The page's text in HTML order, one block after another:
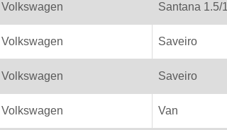
Volkswagen Santana 1.5/
Volkswagen Saveiro
Volkswagen Saveiro
Volkswagen Van